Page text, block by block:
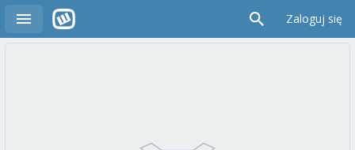
Zaloguj się